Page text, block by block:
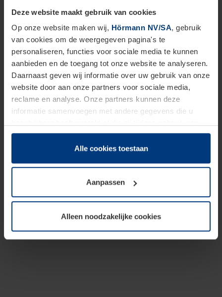
Deze website maakt gebruik van cookies
Op onze website maken wij, Hörmann NV/SA, gebruik
van cookies om de weergegeven pagina's te
personaliseren, functies voor sociale media te kunnen
aanbieden en de toegang tot onze website te analyseren.
Daarnaast geven wij informatie over uw gebruik van onze
website door aan onze partners voor sociale media,
reclame en analyse. Onze partners kunnen deze
informatie samenvoegen met andere gegevens die u
hun diensten hebben verzameld.
Juridisch hebben wij het recht om cookies op uw
van deze pagina's absoluut vereist is. Voor alle andere
soorten cookies is uw toestemming benodigd. Uw
toestemming kunt u op elk moment bij de uitleg van de
wijzigen of herroepen.
Alle cookies toestaan
Aanpassen
Alleen noodzakelijke cookies